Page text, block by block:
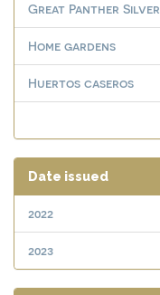
Great Panther Silver
Home gardens
Huertos caseros
Date issued
2022
2023